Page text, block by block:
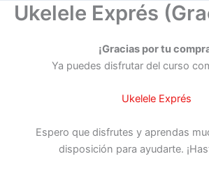
Ukelele Exprés
¡Gracias por tu
Ya puedes disfrutar del curso
Ukelele Exprés
Espero que disfrutes y aprendas
disposición para ayudarte.